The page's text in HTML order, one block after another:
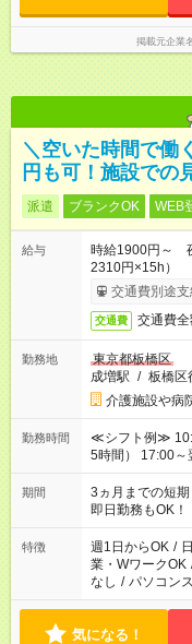
掲載元企業
＼空いた時間で働
円も可！施設での
派遣 ブランクOK WEB
給与
時給1900円～
2310円×15h）
交通費別途支
交通費 交通費
勤務地
東京都板橋区
成増駅 / 板橋区
介護施設や
勤務時間
≪シフト例≫
5時間） 17:00～翌
働く時間は調整
期間
3ヵ月までの短
即日勤務もOK！
特徴 週1日からOK /
業・WワークOK
なし / パソコン
気になる！